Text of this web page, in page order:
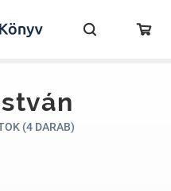
(4 DARAB)